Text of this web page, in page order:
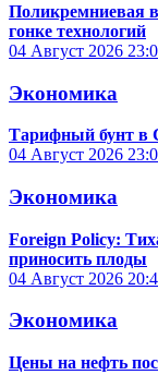
Поликремниевая
гонке технологий
04 Август 2026
Экономика
Тарифный бунт в
04 Август 2026
Экономика
Foreign Policy:
приносить плоды
04 Август 2026
Экономика
Цены на нефть